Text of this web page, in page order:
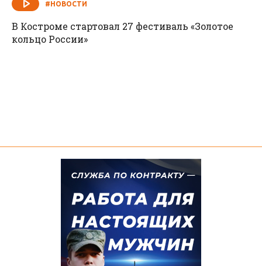
#НОВОСТИ
В Костроме стартовал 27 фестиваль «Золотое
кольцо России»